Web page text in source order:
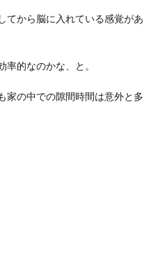
てから脳に入れている感覚があ
的なのかな、と。
家の中での隙間時間は意外と多